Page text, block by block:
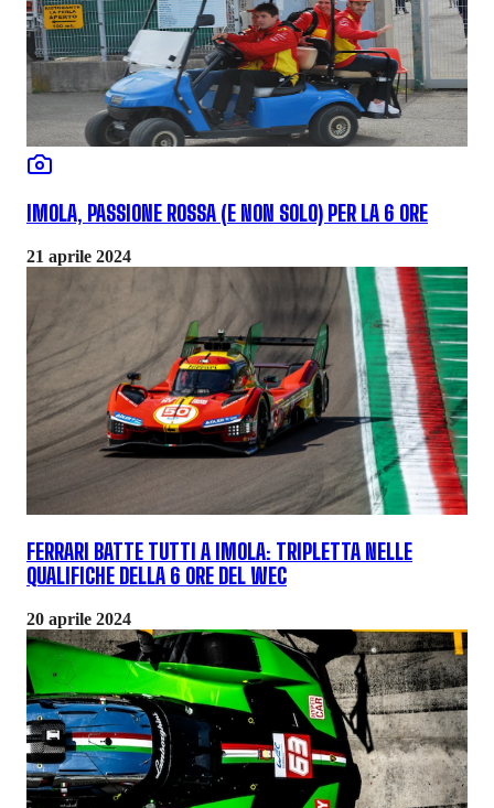
IMOLA, PASSIONE ROSSA (E NON SOLO) PER LA 6 ORE
21 aprile 2024
FERRARI BATTE TUTTI A IMOLA: TRIPLETTA NELLE
QUALIFICHE DELLA 6 ORE DEL WEC
20 aprile 2024